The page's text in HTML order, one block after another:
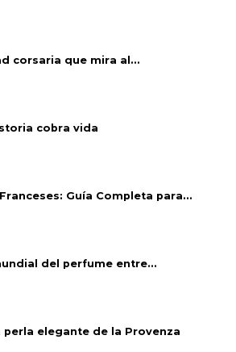
corsaria que mira al...
cobra vida
Guía Completa para...
del perfume entre...
perla elegante de la Provenza